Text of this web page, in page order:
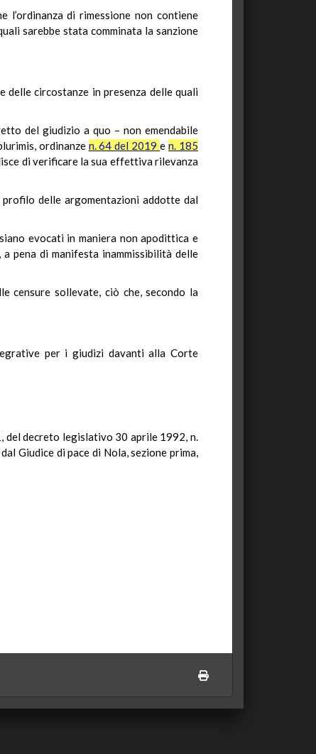
di rimessione non contiene
sarebbe stata comminata la sanzione
delle circostanze in presenza delle quali
del giudizio a quo – non emendabile
ordinanze n. 64 del 2019en. 185
di verificare la sua effettiva rilevanza
profilo delle argomentazioni addotte dal
evocati in maniera non apodittica e
pena di manifesta inammissibilità delle
censure sollevate, ciò che, secondo la
per i giudizi davanti alla Corte
del decreto legislativo 30 aprile 1992, n.
Giudice di pace di Nola, sezione prima,